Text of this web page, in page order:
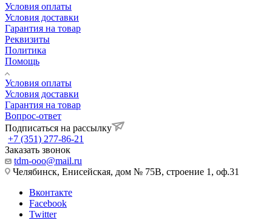
Условия оплаты
Условия доставки
Гарантия на товар
Реквизиты
Политика
Помощь
Условия оплаты
Условия доставки
Гарантия на товар
Вопрос-ответ
Подписаться на рассылку
+7 (351) 277-86-21
Заказать звонок
tdm-ooo@mail.ru
Челябинск, Енисейская, дом № 75В, строение 1, оф.31
Вконтакте
Facebook
Twitter